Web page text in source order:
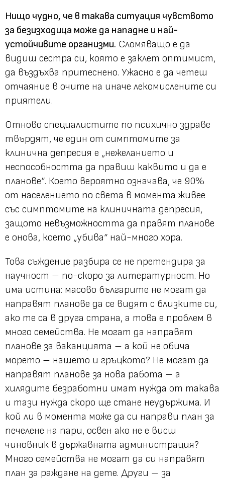
Нищо чудно, че в такава ситуация чувството
за безизходица може да нападне и най-
устойчивите организми. Сломяващо е да
видиш сестра си, която е заклет оптимист,
да въздъхва притеснено. Ужасно е да четеш
отчаяние в очите на иначе лекомислените си
приятели.
Отново специалистите по психично здраве
твърдят, че един от симптомите за
клинична депресия е „нежеланието и
неспособността да правиш каквито и да е
планове“. Което вероятно означава, че 90%
от населението по света в момента живее
със симптомите на клиничната депресия,
защото невъзможността да правят планове
е онова, което „убива“ най-много хора.
Това съждение разбира се не претендира за
научност – по-скоро за литературност. Но
има истина: масово българите не могат да
направят планове да се видят с близките си,
ако те са в друга страна, а това е проблем в
много семейства. Не могат да направят
планове за ваканцията – а кой не обича
морето – нашето и гръцкото? Не могат да
направят планове за нова работа – а
хилядите безработни имат нужда от такава
и тази нужда скоро ще стане неудържима. И
кой ли в момента може да си направи план за
печелене на пари, освен ако не е висш
чиновник в държавната администрация?
Много семейства не могат да си направят
план за раждане на дете. Други – за